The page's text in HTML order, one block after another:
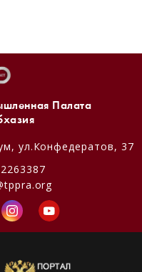
Палата
ул.Конфедератов, 37